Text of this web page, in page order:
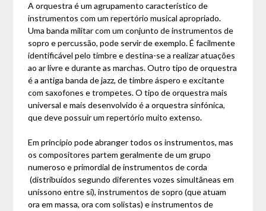
A orquestra é um agrupamento característico de
instrumentos com um repertório musical apropriado.
Uma banda militar com um conjunto de instrumentos de
sopro e percussão, pode servir de exemplo. É facilmente
identificável pelo timbre e destina-se a realizar atuações
ao ar livre e durante as marchas. Outro tipo de orquestra
é a antiga banda de jazz, de timbre áspero e excitante
com saxofones e trompetes. O tipo de orquestra mais
universal e mais desenvolvido é a orquestra sinfónica,
que deve possuir um repertório muito extenso.
Em princípio pode abranger todos os instrumentos, mas
os compositores partem geralmente de um grupo
numeroso e primordial de instrumentos de corda
(distribuídos segundo diferentes vozes simultâneas em
uníssono entre si), instrumentos de sopro (que atuam
ora em massa, ora com solistas) e instrumentos de